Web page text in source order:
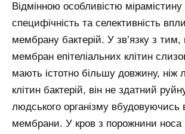
Відмінною особливістю мірамістину
специфічність та селективність
мембрану бактерій. У зв’язку з тим,
мембран епітеліальних клітин
мають істотно більшу довжину, ніж
клітин бактерій, він не здатний
людського організму вбудовуючись
мембрани. У кров з порожнини носа